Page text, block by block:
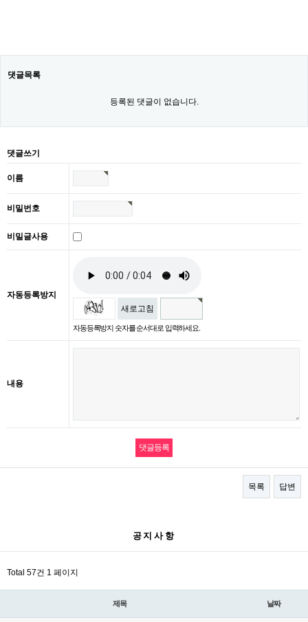
댓글목록
등록된 댓글이 없습니다.
댓글쓰기
이름
비밀번호
비밀글사용
자동등록방지
새로고침
자동등록방지 숫자를 순서대로 입력하세요.
내용
목록 답변
공지사항
Total 57건 1 페이지
제목 날짜